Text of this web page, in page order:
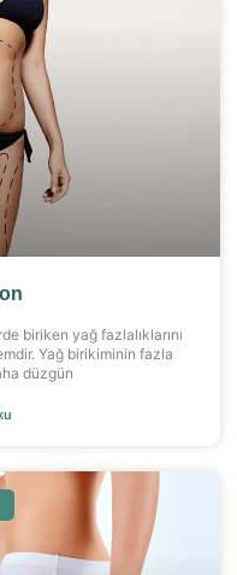
biriken yağ fazlalıklarını
Yağ birikiminin fazla
düzgün